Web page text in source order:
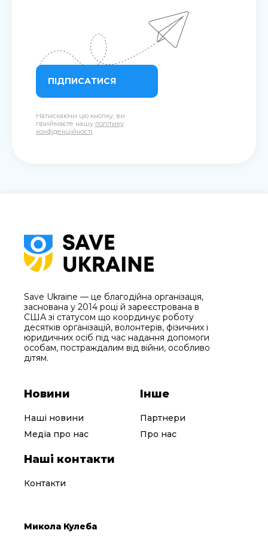
ПІДПИСАТИСЯ
Натискаючи цю кнопку, ви
приймаєте нашу політику
конфіденційності
Save Ukraine — це благодійна організація,
заснована у 2014 році й зареєстрована в
США зі статусом що координує роботу
десятків організацій, волонтерів, фізичних і
юридичних осіб під час надання допомоги
особам, постраждалим від війни, особливо
дітям.
Новини
Наші новини
Медіа про нас
Інше
Партнери
Про нас
Наші контакти
Контакти
Микола Кулеба